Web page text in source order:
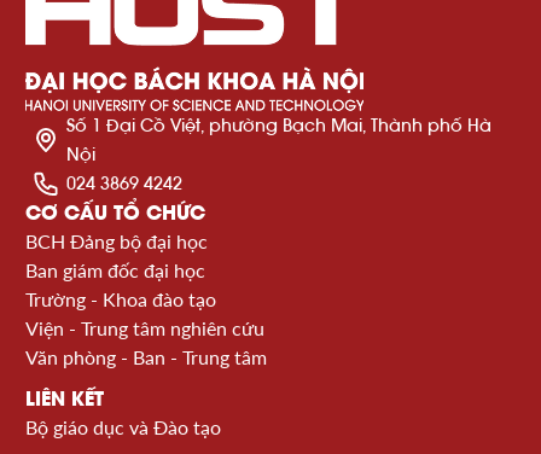
Số 1 Đại Cồ Việt, phường Bạch Mai, Thành phố Hà
Nội
024 3869 4242
CƠ CẤU TỔ CHỨC
BCH Đảng bộ đại học
Ban giám đốc đại học
Trường - Khoa đào tạo
Viện - Trung tâm nghiên cứu
Văn phòng - Ban - Trung tâm
LIÊN KẾT
Bộ giáo dục và Đào tạo